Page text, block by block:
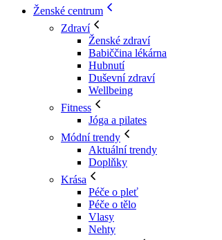
Ženské centrum
Zdraví
Ženské zdraví
Babiččina lékárna
Hubnutí
Duševní zdraví
Wellbeing
Fitness
Jóga a pilates
Módní trendy
Aktuální trendy
Doplňky
Krása
Péče o pleť
Péče o tělo
Vlasy
Nehty